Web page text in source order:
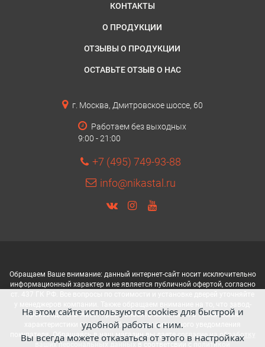
КОНТАКТЫ
О ПРОДУКЦИИ
ОТЗЫВЫ О ПРОДУКЦИИ
ОСТАВЬТЕ ОТЗЫВ О НАС
г. Москва, Дмитровское шоссе, 60
Работаем без выходных
9:00 - 21:00
+7 (495) 749-93-88
info@nikastal.ru
Обращаем Ваше внимание: данный интернет-сайт носит исключительно
информационный характер и не является публичной офертой, согласно
производитель имеет право вносить изменения в технические
характеристики продукции без предварительного уведомления
покупателя. Обращаясь в наш магазин вы даетесогласие на обработку
ваших персональных данных
политикой
На этом сайте используются cookies для быстрой и
удобной работы с ним.
Вы всегда можете отказаться от этого в настройках